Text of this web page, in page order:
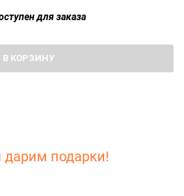
для заказа
В КОРЗИНУ
дарим подарки!